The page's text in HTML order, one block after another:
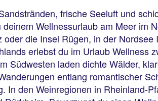
frische Seeluft und
Wellnessurlaub am Meer im
die Insel Rügen, in der
erlebst du im Urlaub Wellness
Südwesten laden dichte Wälder,
entlang romantischer
In den Weinregionen in Rheinland-